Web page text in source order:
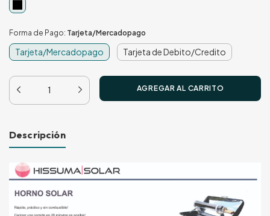
Forma de Pago: Tarjeta/Mercadopago
Tarjeta/Mercadopago Tarjeta de Debito/Credito
Descripción